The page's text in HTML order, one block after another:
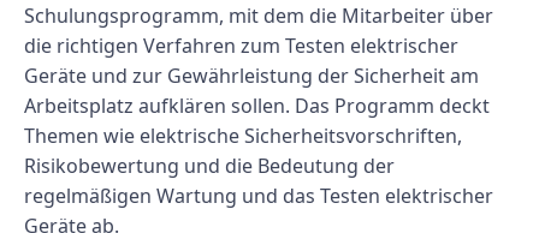
Schulungsprogramm, mit dem die Mitarbeiter über
die richtigen Verfahren zum Testen elektrischer
Geräte und zur Gewährleistung der Sicherheit am
Arbeitsplatz aufklären sollen. Das Programm deckt
Themen wie elektrische Sicherheitsvorschriften,
Risikobewertung und die Bedeutung der
regelmäßigen Wartung und das Testen elektrischer
Geräte ab.